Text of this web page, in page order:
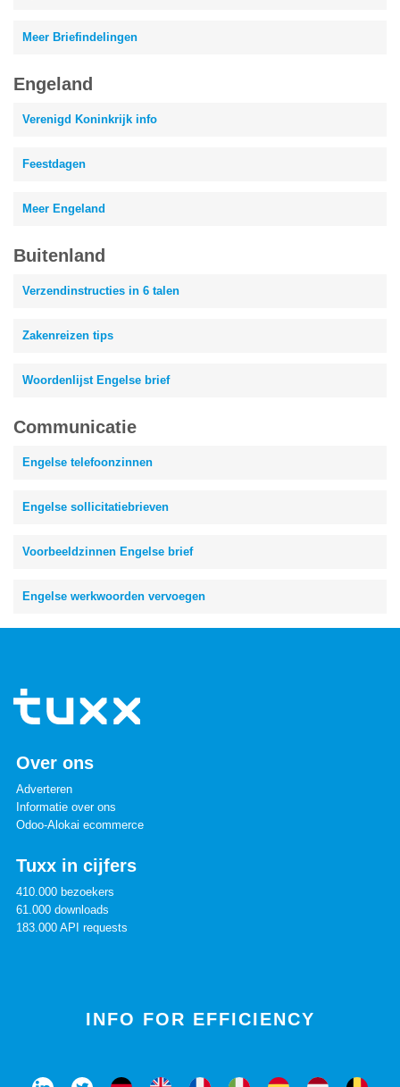
Meer Briefindelingen
Engeland
Verenigd Koninkrijk info
Feestdagen
Meer Engeland
Buitenland
Verzendinstructies in 6 talen
Zakenreizen tips
Woordenlijst Engelse brief
Communicatie
Engelse telefoonzinnen
Engelse sollicitatiebrieven
Voorbeeldzinnen Engelse brief
Engelse werkwoorden vervoegen
Over ons
Adverteren
Informatie over ons
Odoo-Alokai ecommerce
Tuxx in cijfers
410.000 bezoekers
61.000 downloads
183.000 API requests
INFO FOR EFFICIENCY